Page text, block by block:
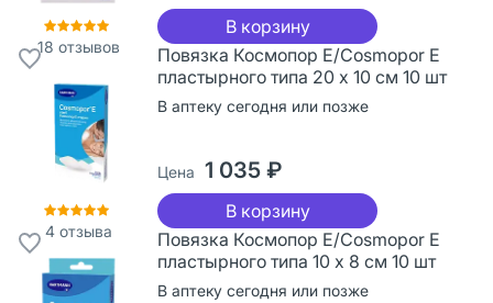
18 отзывов
В корзину
4отзыва
Повязка Космопор Е/Cosmopor Е
пластырного типа 20 х 10 см 10 шт
В аптеку сегодня или позже
Цена 1 035 ₽
В корзину
Повязка Космопор Е/Cosmopor Е
пластырного типа 10 х 8 см 10 шт
В аптеку сегодня или позже